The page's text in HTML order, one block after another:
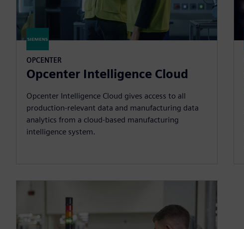
OPCENTER
Opcenter Intelligence Cloud
Opcenter Intelligence Cloud gives access to all
production-relevant data and manufacturing data
analytics from a cloud-based manufacturing
intelligence system.